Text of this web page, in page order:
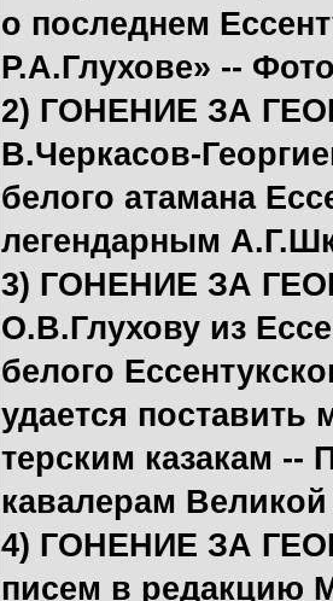
о последнем
Р.А.Глухове» --
2) ГОНЕНИЕ ЗА
В.Черкасов-
белого атамана
легендарным
3) ГОНЕНИЕ ЗА
О.В.Глухову из
белого
удается
терским казакам --
кавалерам
4) ГОНЕНИЕ ЗА
писем в редакцию